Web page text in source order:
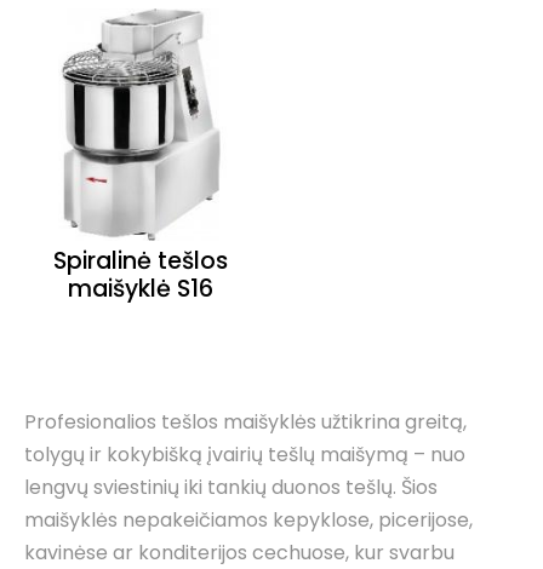
Spiralinė tešlos
maišyklė S16
Profesionalios tešlos maišyklės užtikrina greitą,
tolygų ir kokybišką įvairių tešlų maišymą – nuo
lengvų sviestinių iki tankių duonos tešlų. Šios
maišyklės nepakeičiamos kepyklose, picerijose,
kavinėse ar konditerijos cechuose, kur svarbu